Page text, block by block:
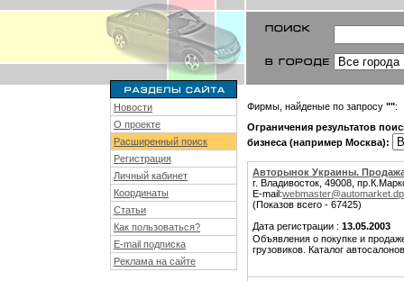
Новости
О проекте
Расширенный поиск
Регистрация
Личный кабинет
Координаты
Статьи
Как пользоваться?
E-mail подписка
Реклама на сайте
Фирмы, найденые по запросу "":
Ограничения результатов
бизнеса (например Москва):
Авторынок Украины.
г. Владивосток, 49008,
E-mail:
(Показов всего - 67425)
Дата регистрации : 13.05.2003
Объявления о покупке и
грузовиков. Каталог